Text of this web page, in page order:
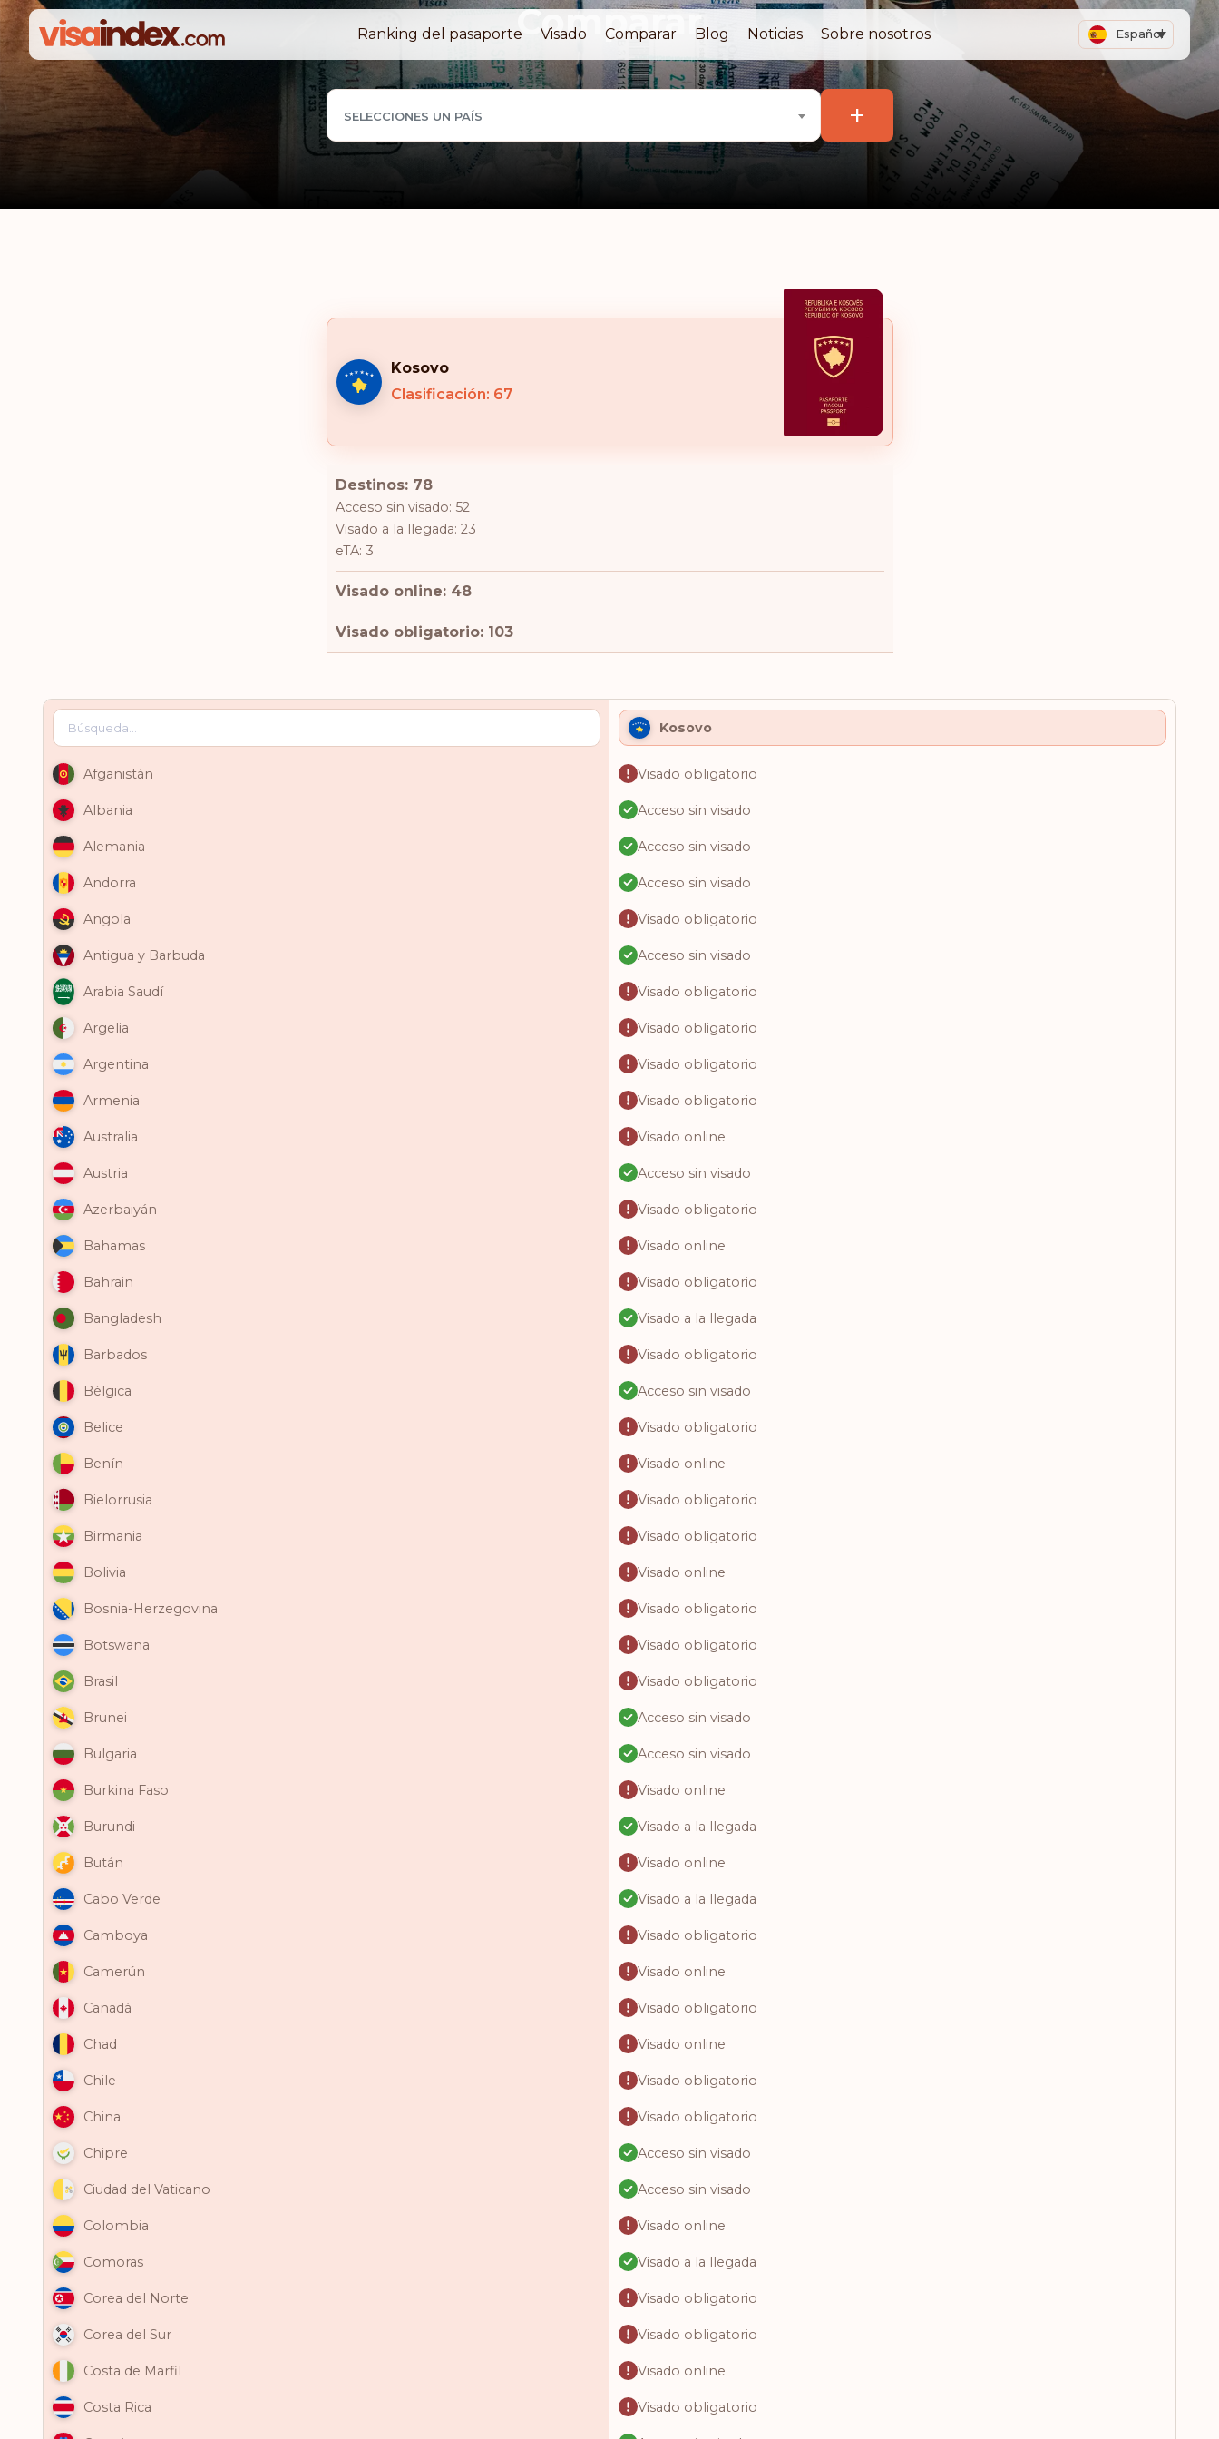
Español
Ranking del pasaporte Visado Comparar Blog Noticias Sobre nosotros
Comparar
SELECCIONES UN PAÍS +
Kosovo
Clasificación: 67
Destinos: 78
Acceso sin visado: 52
Visado a la llegada: 23
eTA: 3
Visado online: 48
Visado obligatorio: 103
Kosovo
Afganistán Visado obligatorio
Albania Acceso sin visado
Alemania Acceso sin visado
Andorra Acceso sin visado
Angola Visado obligatorio
Antigua y Barbuda Acceso sin visado
Arabia Saudí Visado obligatorio
Argelia Visado obligatorio
Argentina Visado obligatorio
Armenia Visado obligatorio
Australia Visado online
Austria Acceso sin visado
Azerbaiyán Visado obligatorio
Bahamas Visado online
Bahrain Visado obligatorio
Bangladesh Visado a la llegada
Barbados Visado obligatorio
Bélgica Acceso sin visado
Belice Visado obligatorio
Benín Visado online
Bielorrusia Visado obligatorio
Birmania Visado obligatorio
Bolivia Visado online
Bosnia-Herzegovina Visado obligatorio
Botswana Visado obligatorio
Brasil Visado obligatorio
Brunei Acceso sin visado
Bulgaria Acceso sin visado
Burkina Faso Visado online
Burundi Visado a la llegada
Bután Visado online
Cabo Verde Visado a la llegada
Camboya Visado obligatorio
Camerún Visado online
Canadá Visado obligatorio
Chad Visado online
Chile Visado obligatorio
China Visado obligatorio
Chipre Acceso sin visado
Ciudad del Vaticano Acceso sin visado
Colombia Visado online
Comoras Visado a la llegada
Corea del Norte Visado obligatorio
Corea del Sur Visado obligatorio
Costa de Marfil Visado online
Costa Rica Visado obligatorio